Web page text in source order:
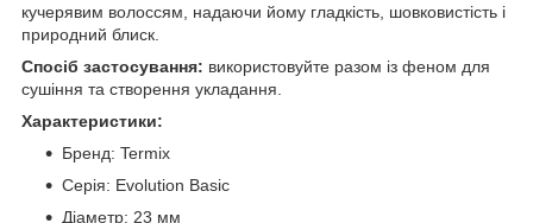
кучерявим волоссям, надаючи йому гладкість, шовковистість і
природний блиск.
Спосіб застосування: використовуйте разом із феном для
сушіння та створення укладання.
Характеристики:
Бренд: Termix
Серія: Evolution Basic
Діаметр: 23 мм